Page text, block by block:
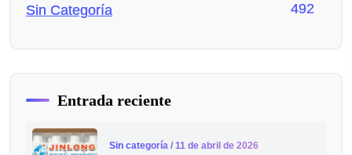
Sin Categoría 492
Entrada reciente
Sin categoría / 11 de abril de 2026